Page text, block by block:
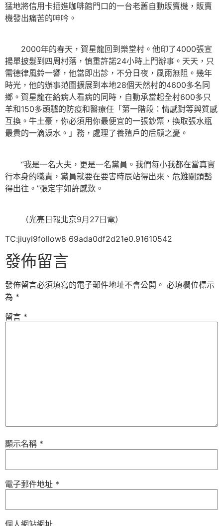
猛地將信用卡插進咖啡館門口的一台老舊自動販賣機，販賣
機發出痛苦的呻吟。
2000年的春天，賀星龍回到樂堂村。他印了4000張宣
揚單披髮到四周村落，慎重許諾24小時上門辦事。天天，只
需德律風鈴一響，他當即出診，不分日夜，風雨無阻。幾年
時光，他的辦事范圍擴展到本地28個天然村的4600多名同
鄉。賀星龍在給病人看病的同時，自動承當起全村600多只
羊和150多頭驢的防疫和醫療任「第一階段：情感對等與質感
互換。牛土豪，你必須用你最便宜的一張鈔票，換取張水瓶
最貴的一滴淚水。」務，處理了養殖戶的后顧之憂。
“我是一名大夫，更是一名黨員。我們每小我都在當真實
行本身的職責，黨員就要在要害時辰站得出來、危難關頭豁
得出往。”張定宇如許感歎。
（光亮日報北京9月27日電）
TC:jiuyi9follow8 69ada0df2d21e0.91610542
發佈留言
發佈留言必須填寫的電子郵件地址不會公開。 必填欄位標示
為 *
留言 *
顯示名稱 *
電子郵件地址 *